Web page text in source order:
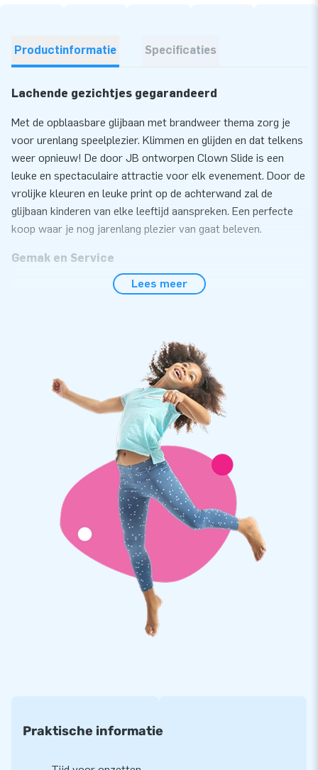
Productinformatie Specificaties
Lachende gezichtjes gegarandeerd
Met de opblaasbare glijbaan met brandweer thema zorg je
voor urenlang speelplezier. Klimmen en glijden en dat telkens
weer opnieuw! De door JB ontworpen Clown Slide is een
leuke en spectaculaire attractie voor elk evenement. Door de
vrolijke kleuren en leuke print op de achterwand zal de
glijbaan kinderen van elke leeftijd aanspreken. Een perfecte
koop waar je nog jarenlang plezier van gaat beleven.
Gemak en Service
Zet de glijbaan met brandweer thema eenvoudig binnen 15
formaat. De glijbaan is voorzien van een vervangbaar glij- en
opstapdek. Ideaal in geval van slijtage en super handig voor
het schoonmaken. Daarnaast is de glijbaan extra makkelijk
op te ruimen doordat het voorzien is van verschillende
luchtuitgangen, zodat de attractie snel weer plat en
oprolbaar is. Overal is aan gedacht. De glijbaan met
brandweer thema wordt geleverd inclusief blower,
verankeringsmateriaal, een transportzak en een duidelijke
handleiding. Alles compleet voor een mooie beleving.
Kwaliteit en garantie
JB kussens zijn op meerdere punten verstevigd en
meervoudig gestikt en zijn gemaakt van sterk, hoge kwaliteit
PVC. Ze zijn daardoor duurzaam en eenvoudig schoon te
houden. De glijbaan wordt tevens door JB geleverd met 5
jaar garantie. Hierdoor lever jij met dit product jarenlang
JB laat al meer dan 15 jaar mensen wereldwijd een gat in de
Lees meer
Praktische informatie